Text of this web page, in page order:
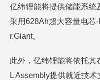
亿纬锂能将提供储能系统
采用628Ah超大容量电芯
r.Giant。
此外，亿纬锂能将依托
L Assembly提供就近技